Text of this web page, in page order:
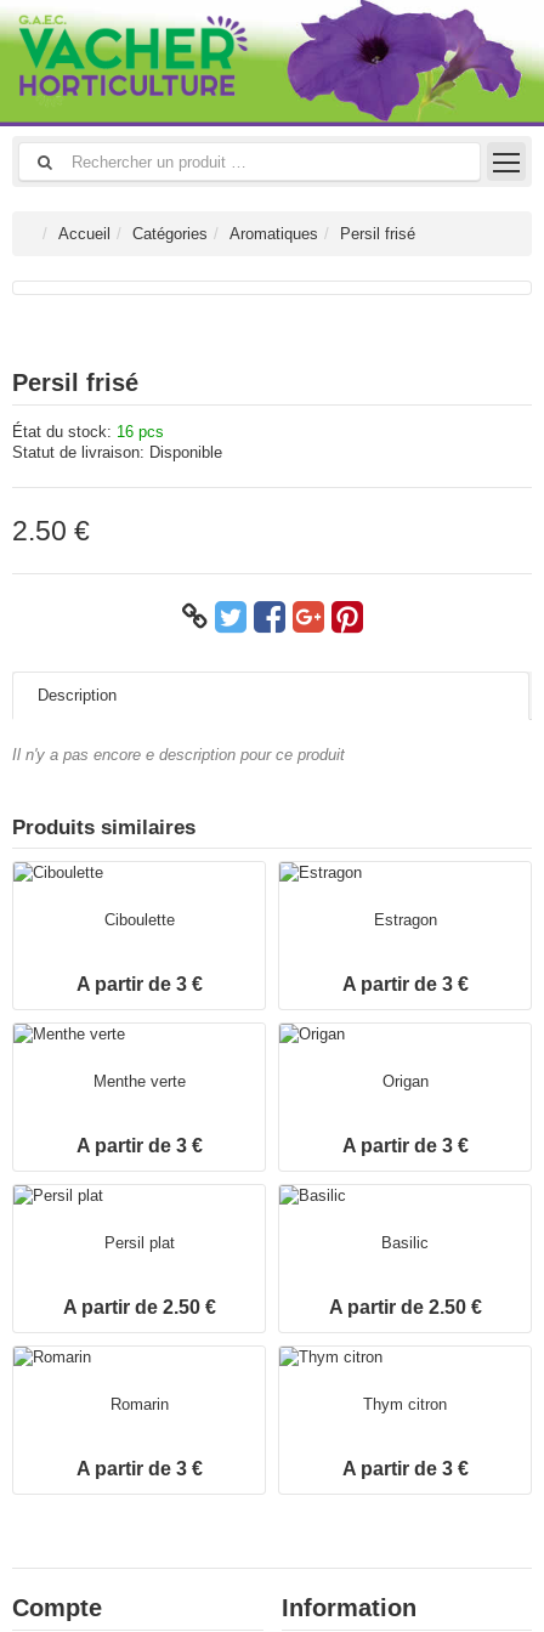
Accueil Catégories Aromatiques Persil frisé
Persil frisé
État du stock: 16 pcs
Statut de livraison: Disponible
2.50 €
Description
Il n'y a pas encore e description pour ce produit
Produits similaires
Ciboulette
A partir de 3 €
Estragon
A partir de 3 €
Menthe verte
A partir de 3 €
Origan
A partir de 3 €
Persil plat
A partir de 2.50 €
Basilic
A partir de 2.50 €
Romarin
A partir de 3 €
Thym citron
A partir de 3 €
Compte Information